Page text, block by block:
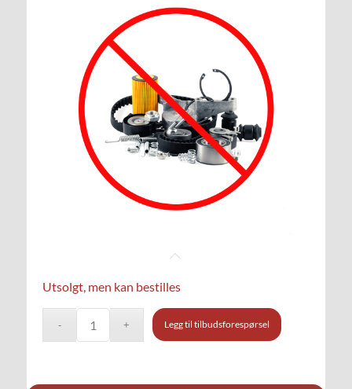
Utsolgt, men kan bestilles
Legg til tilbudsforespørsel